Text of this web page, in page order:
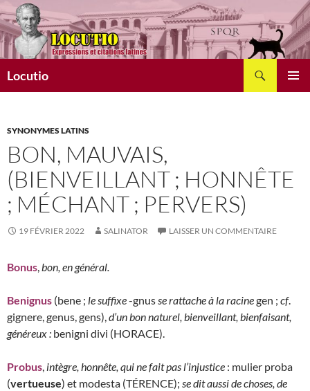
Aller
au
contenu
Locutio
SYNONYMES LATINS
BON, MAUVAIS,
(BIENVEILLANT ; HONNÊTE
; MÉCHANT ; PERVERS)
19 FÉVRIER 2022 SALINATOR LAISSER UN COMMENTAIRE
Bonus,bon, en général.
Benignus (bene ; le suffixe-gnusse rattache à la racinegen ; cf.
gignere, genus, gens),d’un bon naturel, bienveillant, bienfaisant,
généreux : benigni divi (HORACE).
Probus, intègre, honnête, qui ne fait pas l’injustice : mulier proba
(vertueuse) et modesta (TÉRENCE); se dit aussi de choses, de